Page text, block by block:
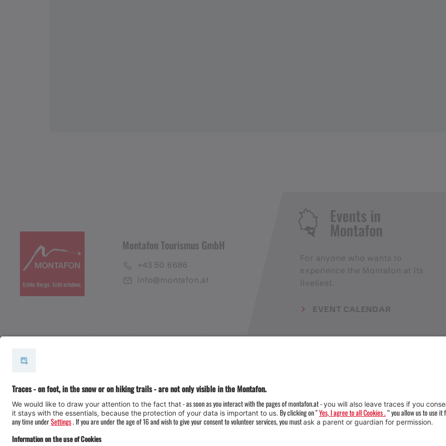
#meinmontafon
Events in
Montafon
For anyone who wants to
experience the Montafon at its
liveliest.
EVENT CALENDAR
Montafon Tourismus GmbH
+43 50 6686
info@montafon.at
Weather
Contact & Team
Press
Impressum &